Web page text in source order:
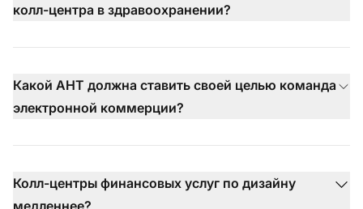
колл-центра в здравоохранении?
Какой AHT должна ставить своей целью команда
электронной коммерции?
Колл-центры финансовых услуг по дизайну
медленнее?